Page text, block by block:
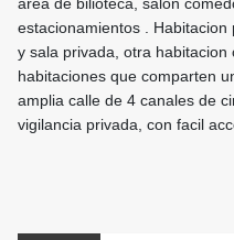
estacionamientos .
y sala privada, otra
habitaciones que comparten
amplia calle de 4 canales de
vigilancia privada, con facil